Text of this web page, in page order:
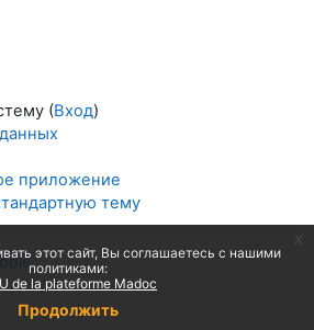
этот сайт, Вы соглашаетесь с нашими
политиками:
de la plateforme Madoc
Продолжить
x
(Вход)
приложение
тему